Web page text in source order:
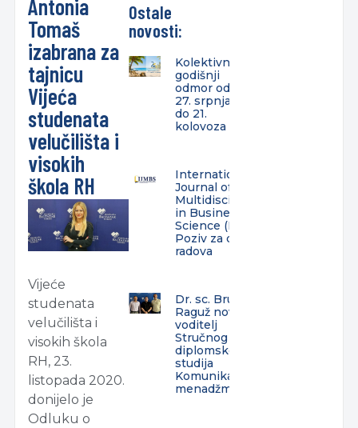
Antonia
Tomaš
izabrana za
tajnicu
Vijeća
studenata
velučilišta i
visokih
škola RH
Vijeće
studenata
velučilišta i
visokih škola
RH, 23.
listopada 2020.
donijelo je
Odluku o
Ostale
novosti:
Kolektivni
godišnji
odmor od
27. srpnja
do 21.
kolovoza
International
Journal of
Multidisciplinarity
in Business and
Science (IJMBS) –
Poziv za dostavu
radova
Dr. sc. Bruno
Raguž novi
voditelj
Stručnog
diplomskog
studija
Komunikacijski
menadžment